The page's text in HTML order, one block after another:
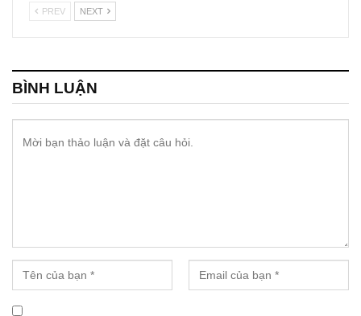
PREV NEXT
BÌNH LUẬN